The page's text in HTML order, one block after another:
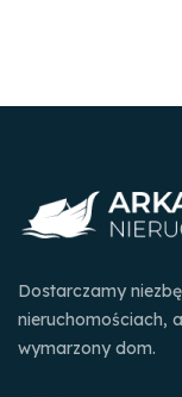
Dostarczamy
nieruchomościach,
wymarzony dom.